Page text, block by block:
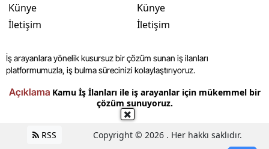
Künye
İletişim
Künye
İletişim
İş arayanlara yönelik kusursuz bir çözüm sunan iş ilanları
platformumuzla, iş bulma sürecinizi kolaylaştırıyoruz.
Açıklama Kamu İş İlanları ile iş arayanlar için mükemmel bir
çözüm sunuyoruz.
RSS Copyright © 2026 . Her hakkı saklıdır.